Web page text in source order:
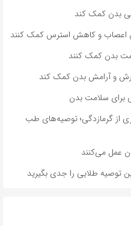
بدن کمک کند
اعصاب و کاهش استرس کمک کنند
بدن کمک کنند
و آرامش بدن کمک کند
برای سلامت بدن
از گرمازدگی؛ توصیه‌های طب
توصیه طلایی را جدی بگیرید